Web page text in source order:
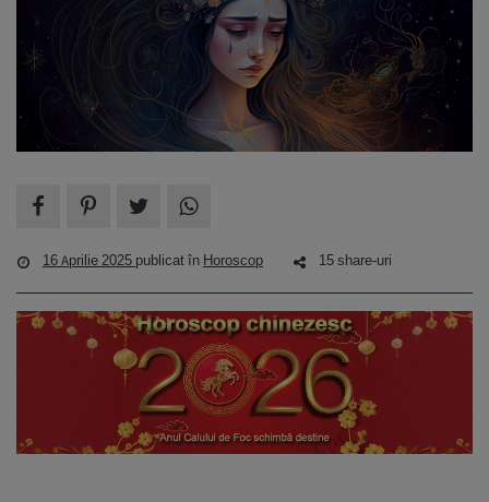
16 Aprilie 2025 publicat în Horoscop 15 share-uri